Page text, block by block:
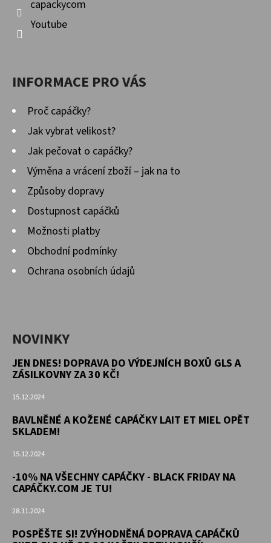
capackycom
Youtube
INFORMACE PRO VÁS
Proč capáčky?
Jak vybrat velikost?
Jak pečovat o capáčky?
Výměna a vrácení zboží – jak na to
Způsoby dopravy
Dostupnost capáčků
Možnosti platby
Obchodní podmínky
Ochrana osobních údajů
NOVINKY
JEN DNES! DOPRAVA DO VÝDEJNÍCH BOXŮ GLS A
ZÁSILKOVNY ZA 30 KČ!
15.12.2024
BAVLNĚNÉ A KOŽENÉ CAPÁČKY LAIT ET MIEL OPĚT
SKLADEM!
15.12.2024
-10% NA VŠECHNY CAPÁČKY - BLACK FRIDAY NA
CAPÁČKY.COM JE TU!
28.11.2024
POSPĚŠTE SI! ZVÝHODNĚNÁ DOPRAVA CAPÁČKŮ